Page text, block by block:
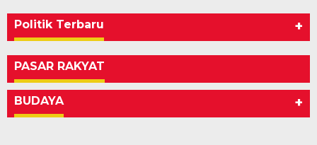
Politik Terbaru +
PASAR RAKYAT
BUDAYA +